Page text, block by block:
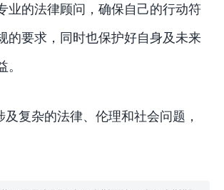
业的法律顾问，确保自己的行动符
的要求，同时也保护好自身及未来
及复杂的法律、伦理和社会问题，